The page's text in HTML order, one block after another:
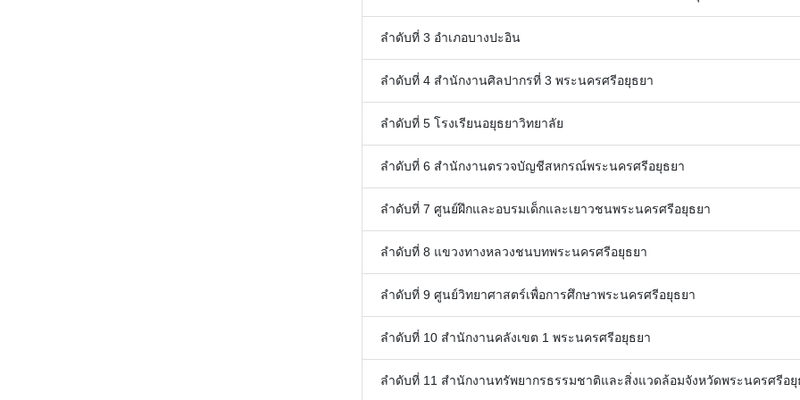
ลำดับที่ 3 อำเภอบางปะอิน
ลำดับที่ 4 สำนักงานศิลปากรที่ 3 พระนครศรีอยุธยา
ลำดับที่ 5 โรงเรียนอยุธยาวิทยาลัย
ลำดับที่ 6 สำนักงานตรวจบัญชีสหกรณ์พระนครศรีอยุธยา
ลำดับที่ 7 ศูนย์ฝึกและอบรมเด็กและเยาวชนพระนครศรีอยุธยา
ลำดับที่ 8 แขวงทางหลวงชนบทพระนครศรีอยุธยา
ลำดับที่ 9 ศูนย์วิทยาศาสตร์เพื่อการศึกษาพระนครศรีอยุธยา
ลำดับที่ 10 สำนักงานคลังเขต 1 พระนครศรีอยุธยา
ลำดับที่ 11 สำนักงานทรัพยากรธรรมชาติและสิ่งแวดล้อมจังหวัดพระนครศรีอยุ